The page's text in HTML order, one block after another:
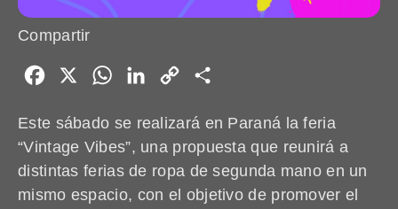
Compartir
Facebook WhatsAppLinkedIn
Copy
Este sábado se realizará en Paraná la feria
“Vintage Vibes”, una propuesta que reunirá a
distintas ferias de ropa de segunda mano en un
mismo espacio, con el objetivo de promover el